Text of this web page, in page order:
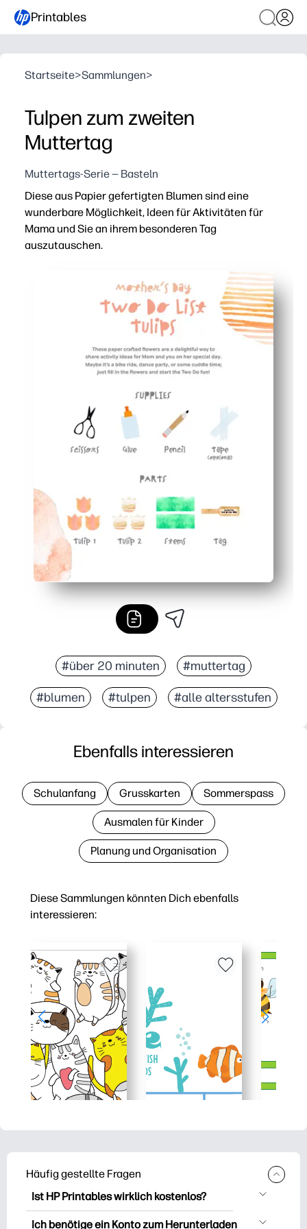
Printables
Startseite>Sammlungen>
Tulpen zum zweiten
Muttertag
Muttertags-Serie — Basteln
Diese aus Papier gefertigten Blumen sind eine
wunderbare Möglichkeit, Ideen für Aktivitäten für
Mama und Sie an ihrem besonderen Tag
auszutauschen.
Sie drucken und los geht's — einfach zuschneiden
Ihre Kinder bleiben engagiert — sie brainstormen und
Sie erhalten ein fertiges Geschenk — verwandeln Sie
Sie können es überall verwenden — perfekt für zu
#über 20 minuten #muttertag
#blumen #tulpen #alle altersstufen
Diese Sammlungen könnten Dich ebenfalls
interessieren:
Ebenfalls interessieren
Schulanfang Grusskarten Sommerspass
Ausmalen für Kinder
Planung und Organisation
Häufig gestellte Fragen
Ist HP Printables wirklich kostenlos?
HP Printables bietet über 2.500
Ich benötige ein Konto zum Herunterladen